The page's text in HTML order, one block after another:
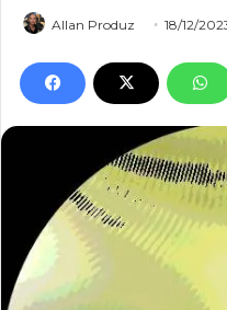
Allan Produz 18/12/